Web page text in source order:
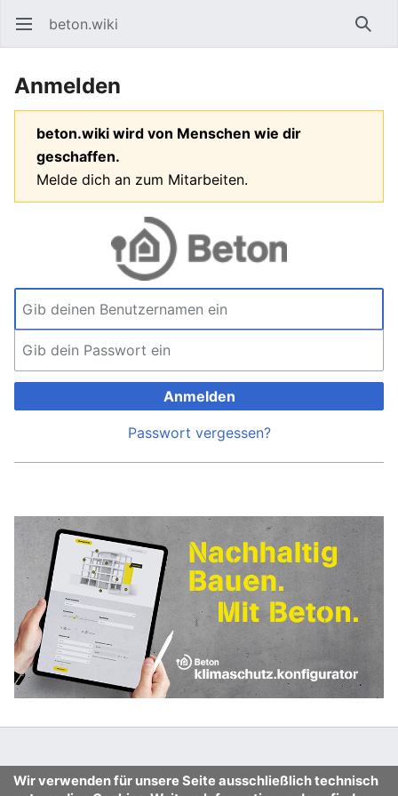
Hauptmenü öffnen beton.wiki
Anmelden
beton.wiki wird von Menschen wie dir
geschaffen.
Melde dich an zum Mitarbeiten.
Anmelden
Passwort vergessen?
Wir verwenden für unsere Seite ausschließlich technisch